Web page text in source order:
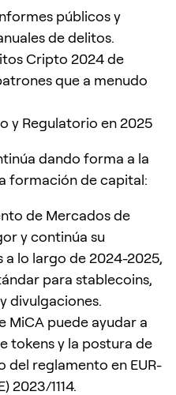
públicos y
de delitos.
Cripto 2024 de
que a menudo
y Regulatorio en 2025
dando forma a la
formación de capital:
de Mercados de
y continúa su
lo largo de 2024-2025,
para stablecoins,
divulgaciones.
MiCA puede ayudar a
tokens y la postura de
del reglamento en EUR-
2023/1114.